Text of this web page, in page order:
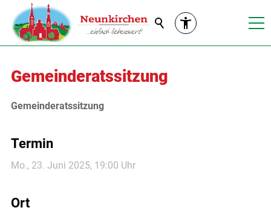
Suche
Gemeinderatssitzung
Gemeinderatssitzung
Termin
Mo., 23. Juni 2025, 19:00 Uhr
Ort